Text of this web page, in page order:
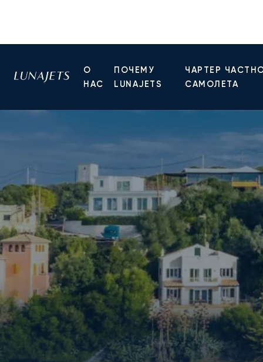
О
НАС
ПОЧЕМУ
LUNAJETS
ЧАРТЕР
САМОЛЕТА